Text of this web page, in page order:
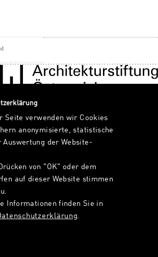
Seite verwenden wir Cookies
anonymisierte, statistische
Auswertung der Website-
von "OK" oder dem
auf dieser Website stimmen
Informationen finden Sie in
.